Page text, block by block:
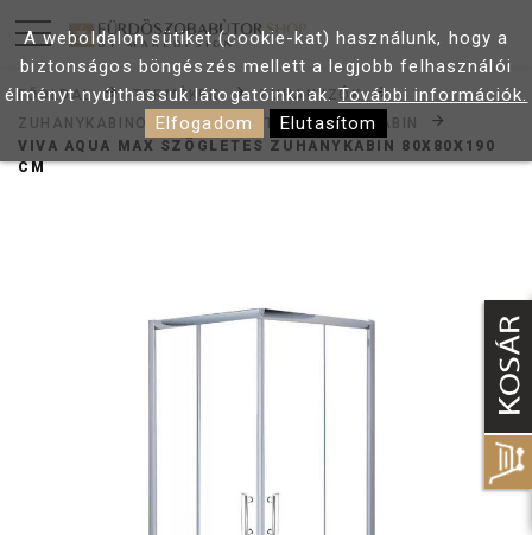
FŐOLDAL TERMÉKEK
ZUHANYZÓK
ZUHANYKABINOK
SZÖGLETES ZUHANYKABIN
VIVA AQUA MAX SZÖGLETES ZUHANYKABIN 80X80X190
CM
A weboldalon sütiket (cookie-kat) használunk, hogy a
biztonságos böngészés mellett a legjobb felhasználói
élményt nyújthassuk látogatóinknak.További információk.
Elfogadom
Elutasítom